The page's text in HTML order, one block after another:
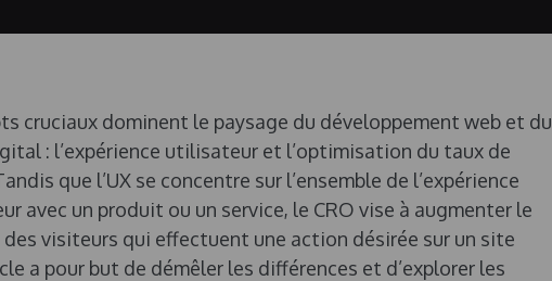
cruciaux dominent le paysage du développement web et du
: l’expérience utilisateur et l’optimisation du taux de
que l’UX se concentre sur l’ensemble de l’expérience
avec un produit ou un service, le CRO vise à augmenter le
visiteurs qui effectuent une action désirée sur un site
a pour but de démêler les différences et d’explorer les